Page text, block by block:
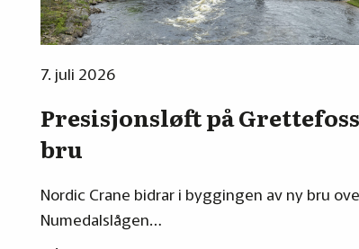
7. juli 2026
Presisjonsløft på Grettefoss
bru
Nordic Crane bidrar i byggingen av ny bru
Numedalslågen…